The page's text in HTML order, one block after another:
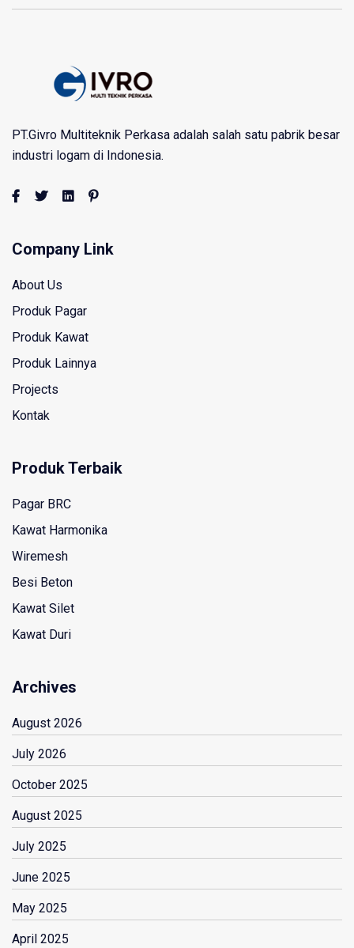
PT.Givro Multiteknik Perkasa adalah salah satu pabrik besar
industri logam di Indonesia.
Company Link
About Us
Produk Pagar
Produk Kawat
Produk Lainnya
Projects
Kontak
Produk Terbaik
Pagar BRC
Kawat Harmonika
Wiremesh
Besi Beton
Kawat Silet
Kawat Duri
Archives
August 2026
July 2026
October 2025
August 2025
July 2025
June 2025
May 2025
April 2025